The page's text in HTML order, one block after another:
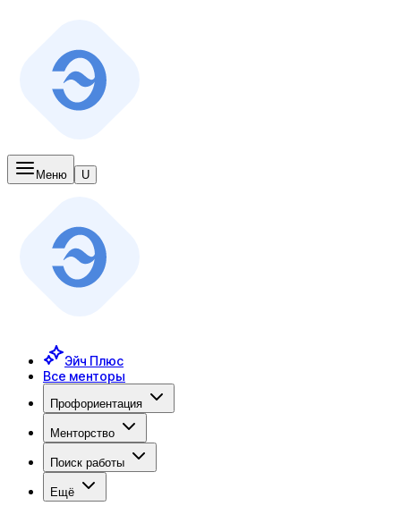
Меню U
Эйч Плюс
Все менторы
Профориентация
Менторство
Поиск работы
Ещё